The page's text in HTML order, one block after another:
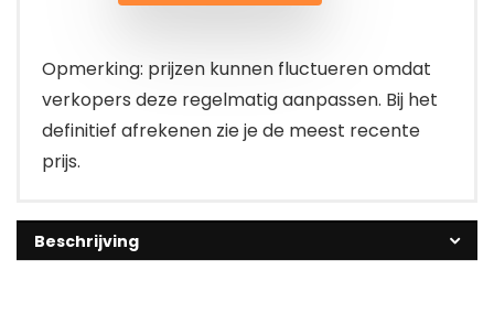
Opmerking: prijzen kunnen fluctueren omdat
verkopers deze regelmatig aanpassen. Bij het
definitief afrekenen zie je de meest recente
prijs.
Beschrijving